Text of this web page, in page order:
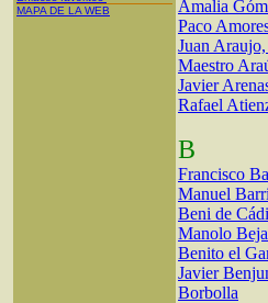
MAPA DE LA WEB
Amalia
Paco
Juan
Maestro
Javier
Rafael
B
Francisco
Manuel
Beni de
Manolo
Benito el
Javier
Borbolla